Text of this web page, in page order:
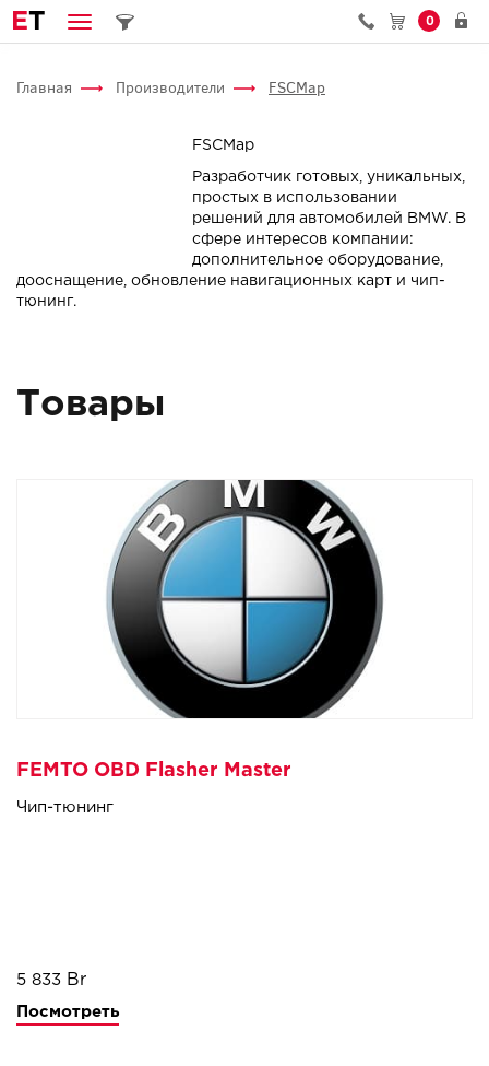
ET 0
Главная Производители FSCMap
FSCMap
Разработчик готовых, уникальных,
простых в использовании
решений для автомобилей BMW. В
сфере интересов компании:
дополнительное оборудование,
дооснащение, обновление навигационных карт и чип-
тюнинг.
Товары
FEMTO OBD Flasher Master
Чип-тюнинг
5 833
Посмотреть